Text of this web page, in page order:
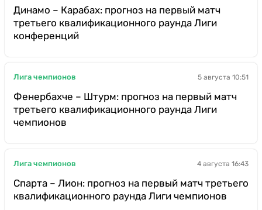
Динамо – Карабах: прогноз на первый матч
третьего квалификационного раунда Лиги
конференций
Лига чемпионов 5 августа 10:51
Фенербахче – Штурм: прогноз на первый матч
третьего квалификационного раунда Лиги
чемпионов
Лига чемпионов 4 августа 16:43
Спарта – Лион: прогноз на первый матч третьего
квалификационного раунда Лиги чемпионов